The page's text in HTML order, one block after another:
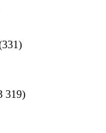
319)